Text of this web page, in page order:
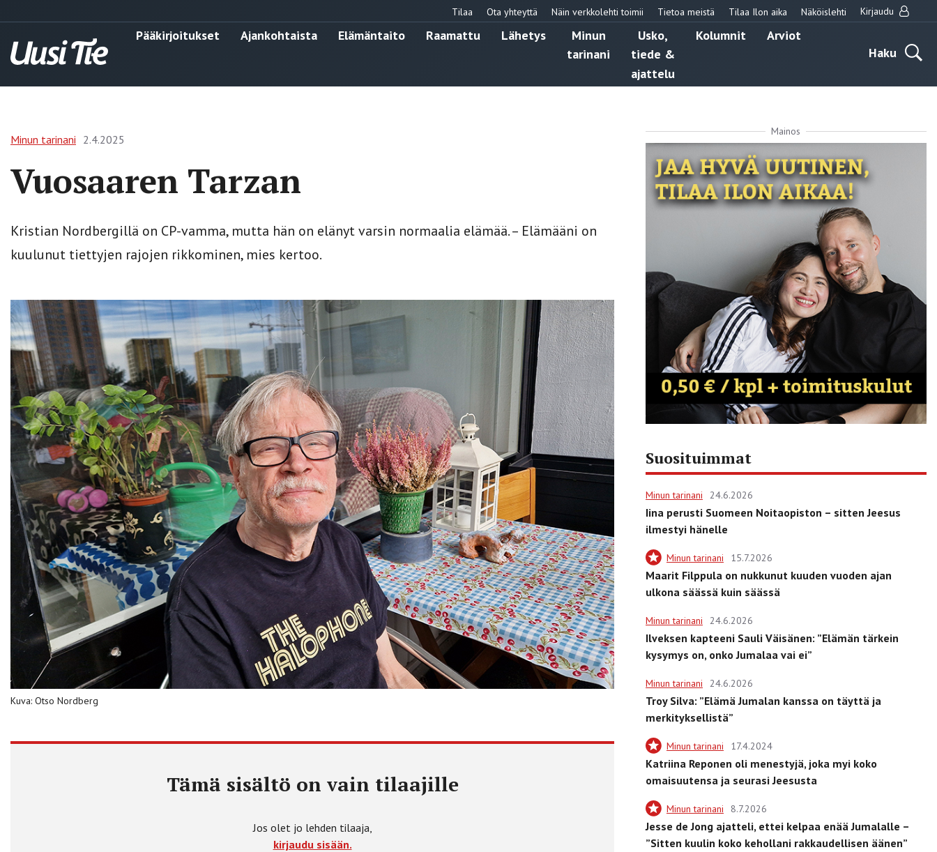
Tilaa Ota yhteyttä Näin verkkolehti toimii Tietoa meistä Tilaa Ilon aika Näköislehti Kirjaudu
Pääkirjoitukset Ajankohtaista Elämäntaito Raamattu Lähetys
Minun
tarinani
Usko,
tiede &
ajattelu
Kolumnit
Arviot
Haku
Minun tarinani 2.4.2025
Vuosaaren Tarzan
Kristian Nordbergillä on CP-vamma, mutta hän on elänyt varsin normaalia elämää. – Elämääni on
kuulunut tiettyjen rajojen rikkominen, mies kertoo.
Kuva: Otso Nordberg
Tämä sisältö on vain tilaajille
Jos olet jo lehden tilaaja,
kirjaudu sisään.
Mainos
Suosituimmat
Minun tarinani 24.6.2026
Iina perusti Suomeen Noitaopiston – sitten Jeesus
ilmestyi hänelle
Minun tarinani 15.7.2026
Maarit Filppula on nukkunut kuuden vuoden ajan
ulkona säässä kuin säässä
Minun tarinani 24.6.2026
Ilveksen kapteeni Sauli Väisänen: ”Elämän tärkein
kysymys on, onko Jumalaa vai ei”
Minun tarinani 24.6.2026
Troy Silva: ”Elämä Jumalan kanssa on täyttä ja
merkityksellistä”
Minun tarinani 17.4.2024
Katriina Reponen oli menestyjä, joka myi koko
omaisuutensa ja seurasi Jeesusta
Minun tarinani 8.7.2026
Jesse de Jong ajatteli, ettei kelpaa enää Jumalalle –
”Sitten kuulin koko kehollani rakkaudellisen äänen”